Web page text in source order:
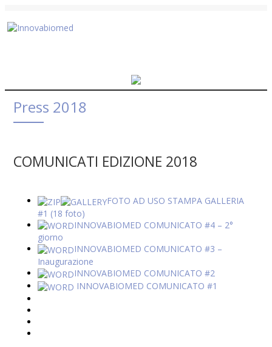
Press 2018
COMUNICATI EDIZIONE 2018
FOTO AD USO STAMPA GALLERIA
#1 (18 foto)
INNOVABIOMED COMUNICATO #4 – 2°
giorno
INNOVABIOMED COMUNICATO #3 –
Inaugurazione
INNOVABIOMED COMUNICATO #2
INNOVABIOMED COMUNICATO #1